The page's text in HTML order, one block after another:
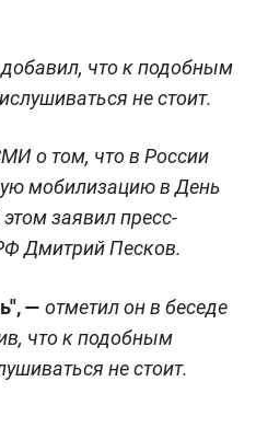
что к подобным
не стоит.
о том, что в России
мобилизацию в День
заявил пресс-
Дмитрий Песков.
— отметил он в беседе
что к подобным
не стоит.